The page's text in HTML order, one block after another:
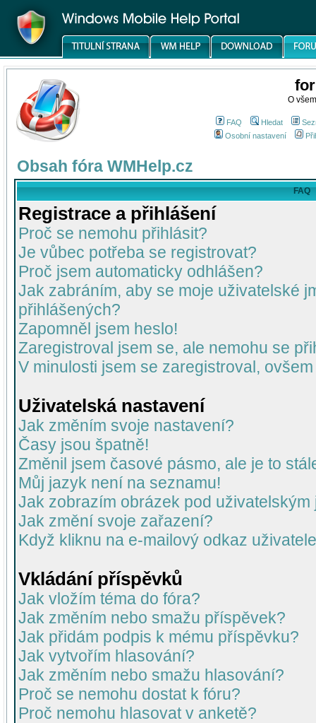
O
FAQ Hledat
Osobní nastavení
Obsah fóra WMHelp.cz
FAQ
Registrace a přihlášení
Proč se nemohu přihlásit?
Je vůbec potřeba se registrovat?
Proč jsem automaticky odhlášen?
Jak zabráním, aby se moje uživatelské
přihlášených?
Zapomněl jsem heslo!
Zaregistroval jsem se, ale nemohu se
V minulosti jsem se zaregistroval,
Uživatelská nastavení
Jak změním svoje nastavení?
Časy jsou špatně!
Změnil jsem časové pásmo, ale je to
Můj jazyk není na seznamu!
Jak zobrazím obrázek pod uživatelským
Jak změní svoje zařazení?
Když kliknu na e-mailový odkaz
Vkládání příspěvků
Jak vložím téma do fóra?
Jak změním nebo smažu příspěvek?
Jak přidám podpis k mému příspěvku?
Jak vytvořím hlasování?
Jak změním nebo smažu hlasování?
Proč se nemohu dostat k fóru?
Proč nemohu hlasovat v anketě?